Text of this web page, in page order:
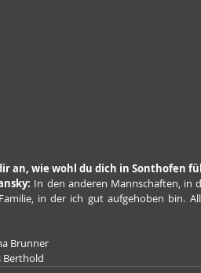
an, wie wohl du dich in Sonthofen
In den anderen Mannschaften, in
in der ich gut aufgehoben bin.
Brunner
Berthold